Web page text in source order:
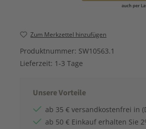
Zum Merkzettel hinzufügen
Produktnummer: SW10563.1
Lieferzeit: 1-3 Tage
Unsere Vorteile
ab 35 € versandkostenfrei in
ab 50 € Einkauf erhalten Sie